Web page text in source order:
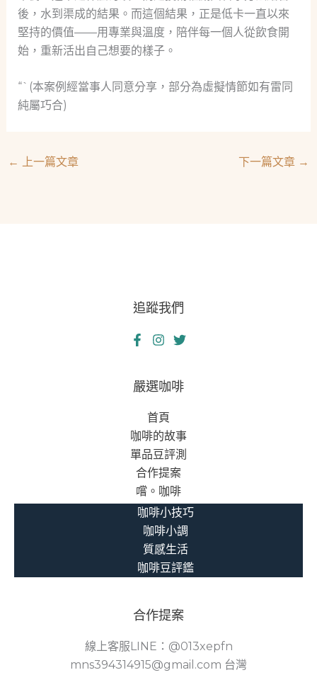
後，水到渠成的結果。而這個結果，正是低卡一直以來
堅持的價值——用專業與溫度，陪伴每一個人從飲食開
始，重新活出自己想要的樣子。
“`(本案例經當事人同意分享，部分為虛擬情節如有雷同
純屬巧合)
← 上一篇文章 下一篇文章 →
追蹤我們
嚴選咖啡
首頁
咖啡的故事
單品豆評測
合作提案
嚐。咖啡
咖啡小技巧
咖啡小調
質感生活
咖啡豆評鑑
合作提案
線上客服LINE：@013xepfn
mns394314915@gmail.com 台灣